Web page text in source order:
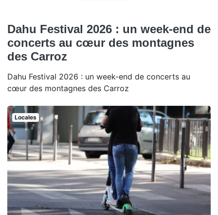
Dahu Festival 2026 : un week-end de
concerts au cœur des montagnes
des Carroz
Dahu Festival 2026 : un week-end de concerts au
cœur des montagnes des Carroz
Locales